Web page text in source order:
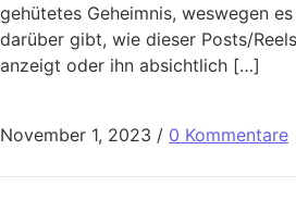
gehütetes Geheimnis, weswegen
darüber gibt, wie dieser Posts/
anzeigt oder ihn absichtlich […]
November 1, 2023 / 0 Kommentare